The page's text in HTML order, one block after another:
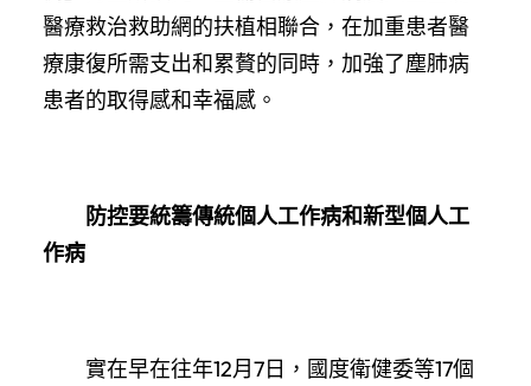
醫療救治救助網的扶植相聯合，在加重患者醫
療康復所需支出和累贅的同時，加強了塵肺病
患者的取得感和幸福感。
防控要統籌傳統個人工作病和新型個人工
作病
實在早在往年12月7日，國度衛健委等17個